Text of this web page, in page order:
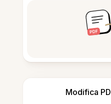
Modifica